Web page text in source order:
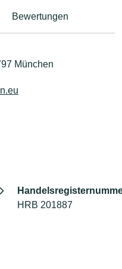
Bewertungen
München
HRB 201887